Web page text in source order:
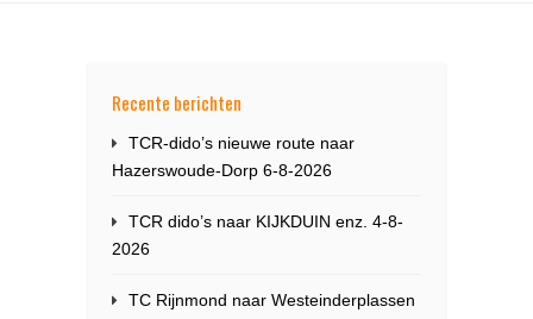
Recente berichten
TCR-dido’s nieuwe route naar
Hazerswoude-Dorp 6-8-2026
TCR dido’s naar KIJKDUIN enz. 4-8-
2026
TC Rijnmond naar Westeinderplassen